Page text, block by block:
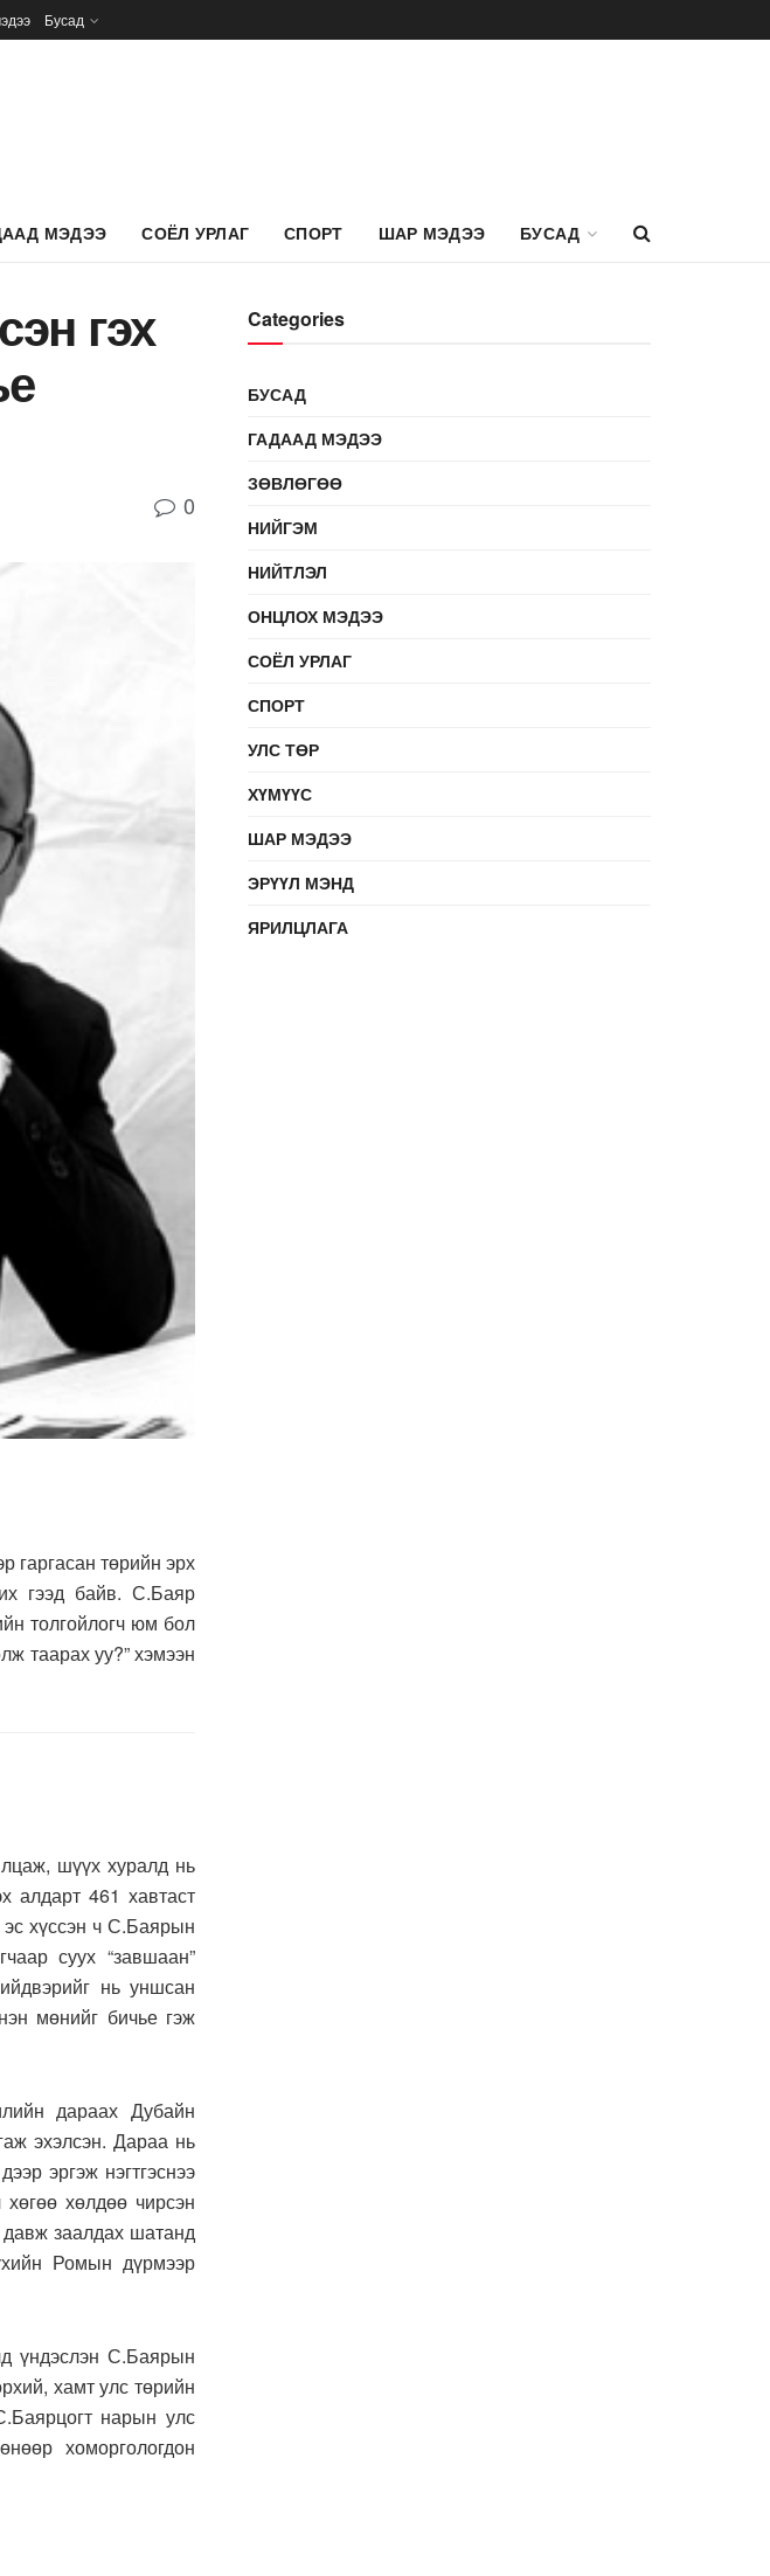
Бусад
МЭДЭЭ СОЁЛ УРЛАГ СПОРТ ШАР МЭДЭЭ БУСАД
гэх
0
гаргасан төрийн эрх
гээд байв. С.Баяр
толгойлогч юм бол
таарах уу?” хэмээн
шүүх хуралд нь
алдарт 461 хавтаст
эс хүссэн ч С.Баярын
суух “завшаан”
нь уншсан
мөнийг бичье гэж
дараах Дубайн
эхэлсэн. Дараа нь
эргэж нэгтгэснээ
хөлдөө чирсэн
заалдах шатанд
Ромын дүрмээр
үндэслэн С.Баярын
хамт улс төрийн
нарын улс
хоморгологдон
Categories
БУСАД
ГАДААД МЭДЭЭ
ЗӨВЛӨГӨӨ
НИЙГЭМ
НИЙТЛЭЛ
ОНЦЛОХ МЭДЭЭ
СОЁЛ УРЛАГ
СПОРТ
УЛС ТӨР
ХҮМҮҮС
ШАР МЭДЭЭ
ЭРҮҮЛ МЭНД
ЯРИЛЦЛАГА